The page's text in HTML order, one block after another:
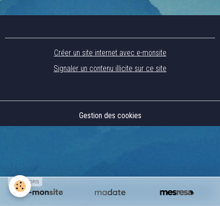
Créer un site internet avec e-monsite
Signaler un contenu illicite sur ce site
Gestion des cookies
SPONSORS